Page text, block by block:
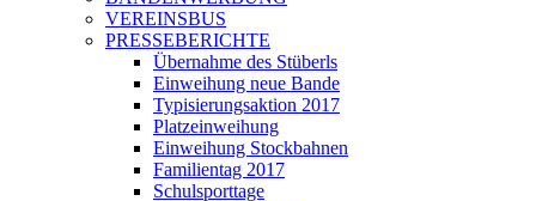
VEREINSBUS
PRESSEBERICHTE
Übernahme des Stüberls
Einweihung neue Bande
Typisierungsaktion 2017
Platzeinweihung
Einweihung Stockbahnen
Familientag 2017
Schulsporttage